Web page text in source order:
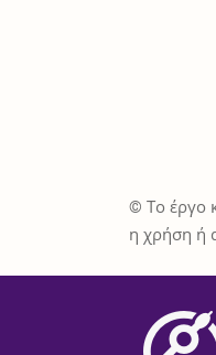
© Το έργο
η χρήση ή